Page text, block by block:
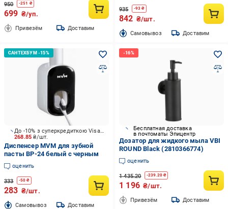
950 -251 ₴
699 ₴/уп.
Привезём Доставим
935 -93 ₴
842 ₴/шт.
Cамовывоз Доставим
268.85₴/шт.
До -10% з суперкредиткою Visa Вигода
Диспенсер MVM для зубной
пасты BP-24 белый с черным
оценить
333 -50 ₴
283 ₴/шт.
Cамовывоз Доставим
Бесплатная доставка
в почтоматы Эпицентр
Дозатор для жидкого мыла VBI
ROUND Black (2810366774)
оценить
1 435.20 -239.20₴
1 196 ₴/шт.
Привезём Доставим